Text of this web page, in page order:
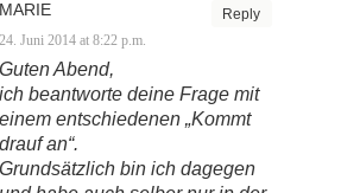
Reply
MARIE
24. Juni 2014 at 8:22 p.m.
Guten Abend,
ich beantworte deine Frage mit
einem entschiedenen „Kommt
drauf an“.
Grundsätzlich bin ich dagegen